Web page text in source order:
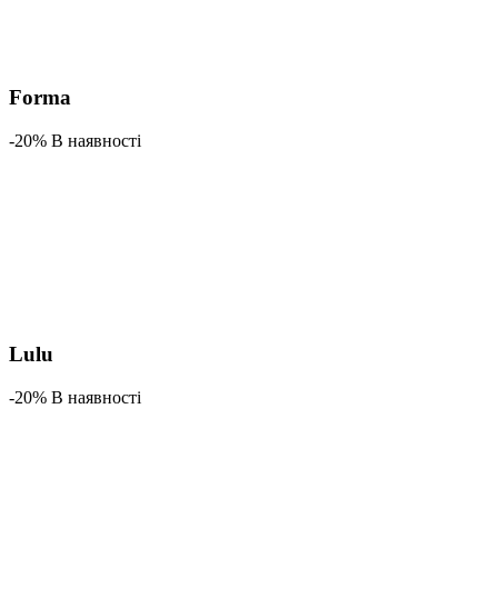
Formа
-20% В наявності
Lulu
-20% В наявності